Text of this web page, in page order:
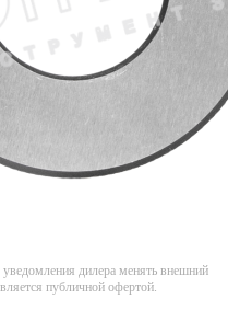
уведомления дилера менять внешний
публичной офертой.